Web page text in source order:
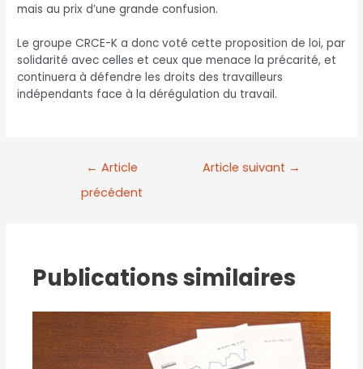
mais au prix d’une grande confusion.
Le groupe CRCE-K a donc voté cette proposition de loi, par
solidarité avec celles et ceux que menace la précarité, et
continuera à défendre les droits des travailleurs
indépendants face à la dérégulation du travail.
← Article
précédent
Article suivant →
Publications similaires